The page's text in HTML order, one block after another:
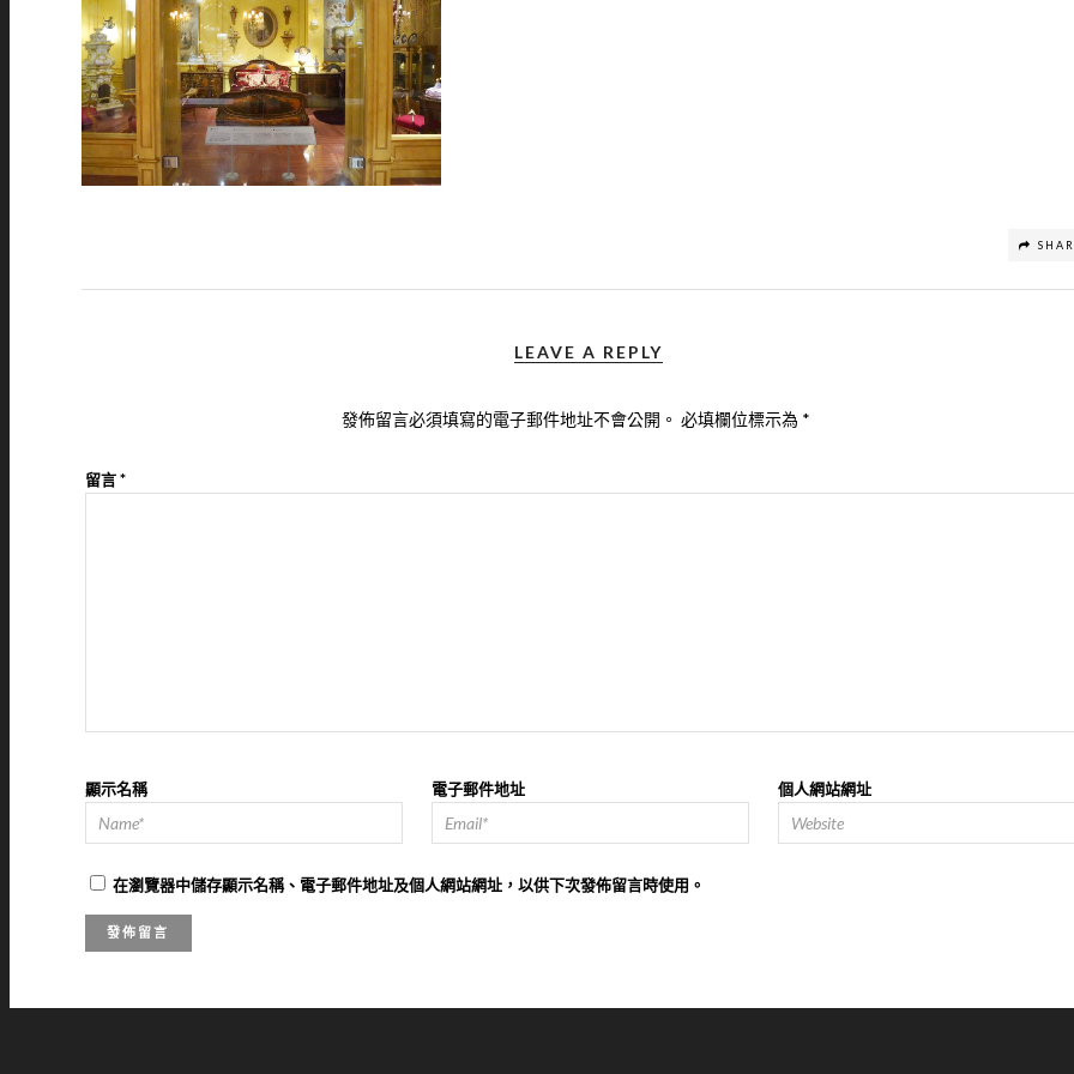
LEAVE A REPLY
發佈留言必須填寫的電子郵件地址不會公開。 必填欄位標示為 *
留言*
顯示名稱 電子郵件地址 個人網站網址
在瀏覽器中儲存顯示名稱、電子郵件地址及個人網站網址，以供下次發佈留言時使用。